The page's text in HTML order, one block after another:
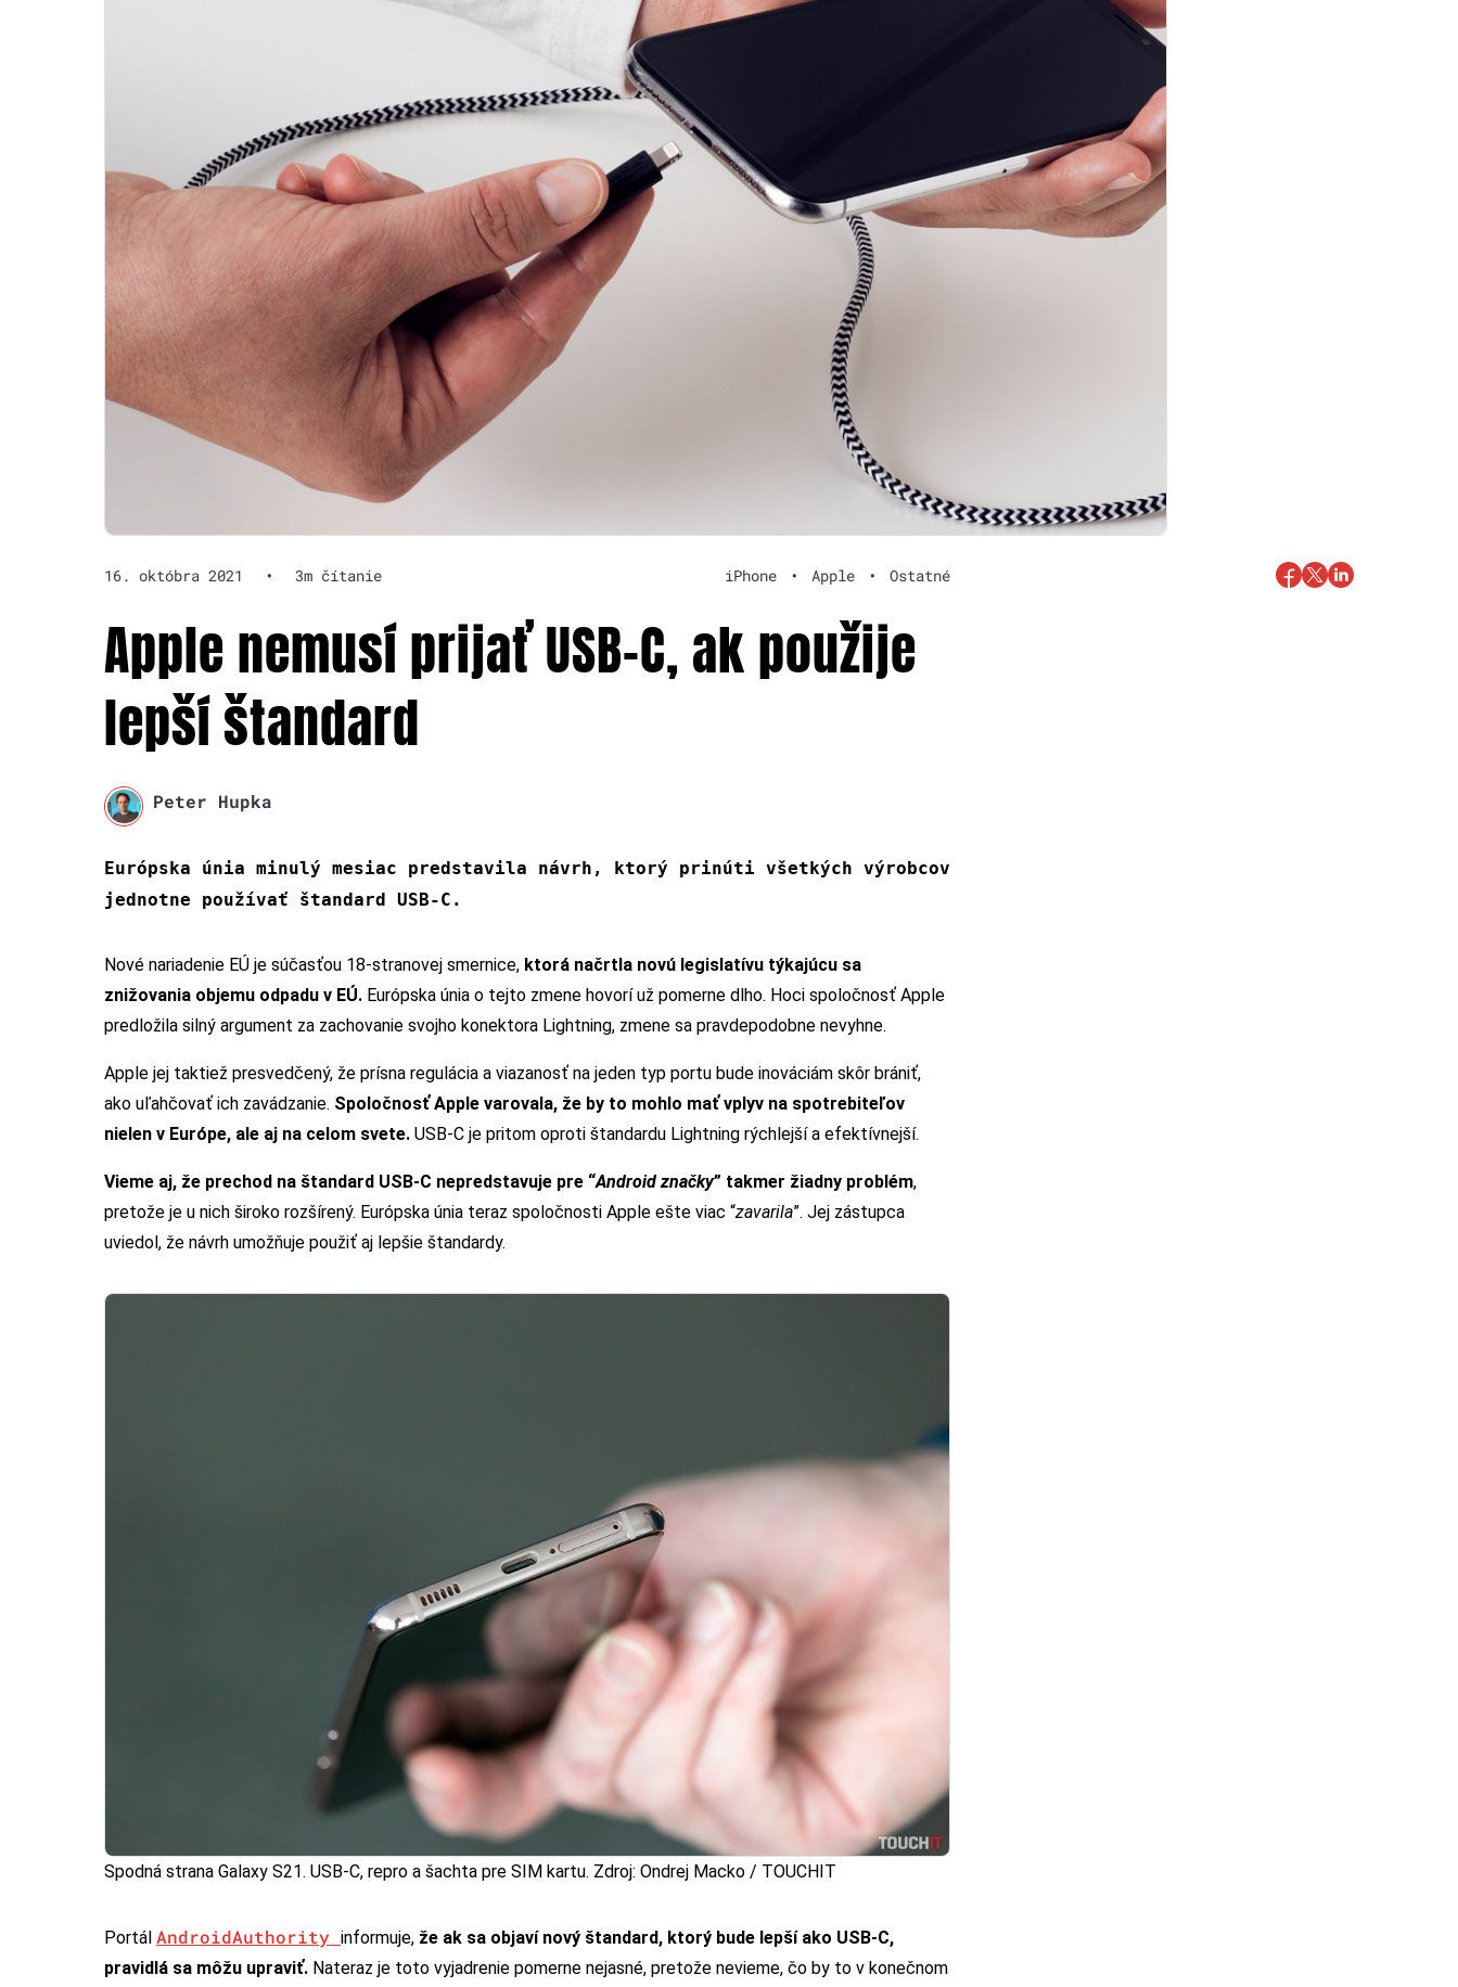
16. októbra 2021 • 3m čítanie iPhone • Apple • Ostatné
Apple nemusí prijať USB-C, ak použije
lepší štandard
Peter Hupka
Európska únia minulý mesiac predstavila návrh, ktorý prinúti všetkých výrobcov
jednotne používať štandard USB-C.
Nové nariadenie EÚ je súčasťou 18-stranovej smernice, ktorá načrtla novú legislatívu týkajúcu sa
znižovania objemu odpadu v EÚ. Európska únia o tejto zmene hovorí už pomerne dlho. Hoci spoločnosť Apple
predložila silný argument za zachovanie svojho konektora Lightning, zmene sa pravdepodobne nevyhne.
Apple jej taktiež presvedčený, že prísna regulácia a viazanosť na jeden typ portu bude inováciám skôr brániť,
ako uľahčovať ich zavádzanie. Spoločnosť Apple varovala, že by to mohlo mať vplyv na spotrebiteľov
nielen v Európe, ale aj na celom svete. USB-C je pritom oproti štandardu Lightning rýchlejší a efektívnejší.
Vieme aj, že prechod na štandard USB-C nepredstavuje pre “Android značky” takmer žiadny problém,
pretože je u nich široko rozšírený. Európska únia teraz spoločnosti Apple ešte viac “zavarila”. Jej zástupca
uviedol, že návrh umožňuje použiť aj lepšie štandardy.
Spodná strana Galaxy S21. USB-C, repro a šachta pre SIM kartu. Zdroj: Ondrej Macko / TOUCHIT
Portál AndroidAuthority informuje, že ak sa objaví nový štandard, ktorý bude lepší ako USB-C,
pravidlá sa môžu upraviť. Nateraz je toto vyjadrenie pomerne nejasné, pretože nevieme, čo by to v konečnom